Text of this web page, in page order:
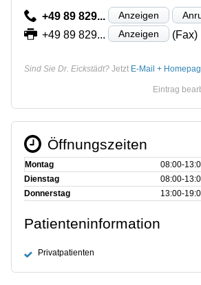
+49 89 829... Anzeigen
+49 89 829... Anzeigen (Fax)
Sind Sie Dr. Eickstädt? Jetzt E-Mail +
Eintrag
Öffnungszeiten
Montag
Dienstag
Donnerstag
Patienteninformation
Privatpatienten